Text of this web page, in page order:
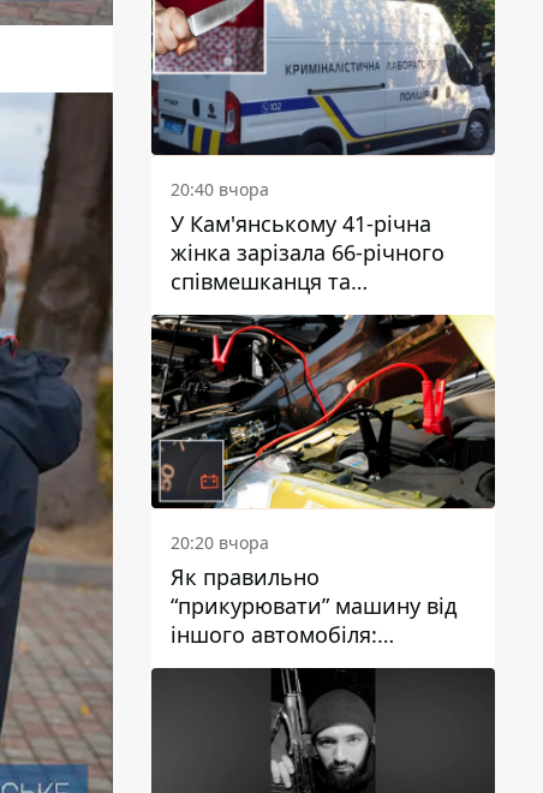
20:40 вчора
У Кам'янському 41-річна
жінка зарізала 66-річного
співмешканця та
намагалась обманути
поліцейських
20:20 вчора
Як правильно
“прикурювати” машину від
іншого автомобіля:
інструкція для водіїв